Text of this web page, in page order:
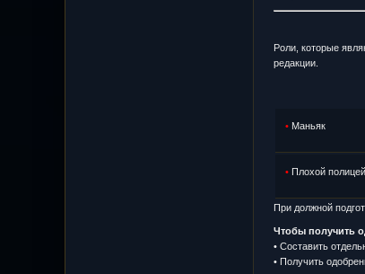
Роли, которые
редакции.
• Маньяк
• Плохой
При должной
Чтобы получить
• Составить
• Получить